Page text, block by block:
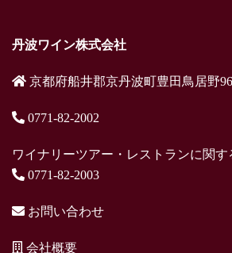
丹波ワイン株式会社
京都府船井郡京丹波町豊田鳥居野96
0771-82-2002
ワイナリーツアー・レストランに関
0771-82-2003
お問い合わせ
会社概要